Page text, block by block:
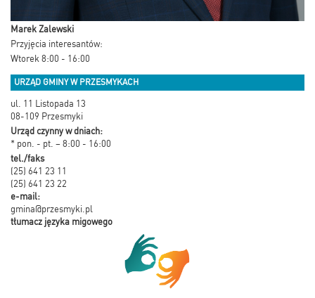
Marek Zalewski
Przyjęcia interesantów:
Wtorek 8:00 - 16:00
URZĄD GMINY W PRZESMYKACH
ul. 11 Listopada 13
08-109 Przesmyki
Urząd czynny w dniach:
* pon. - pt. – 8:00 - 16:00
tel./faks
(25) 641 23 11
(25) 641 23 22
e-mail:
gmina@przesmyki.pl
tłumacz języka migowego